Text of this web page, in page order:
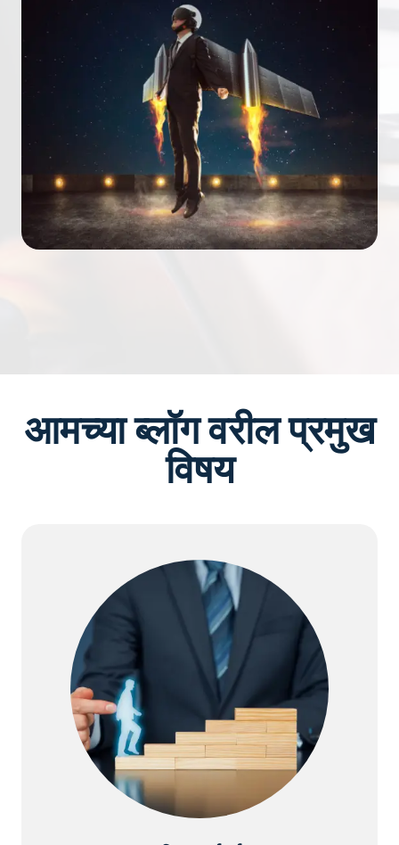
आमच्या ब्लॉग वरील प्रमुख
विषय